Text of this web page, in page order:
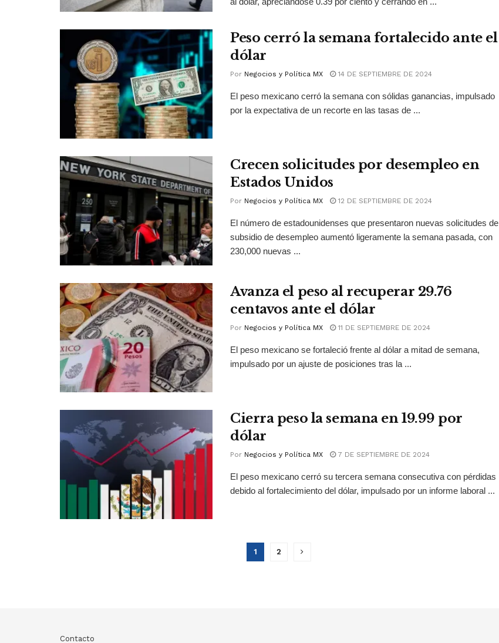
Peso cerró la semana fortalecido ante el
dólar
Por Negocios y Política MX 14 DE SEPTIEMBRE DE 2024
El peso mexicano cerró la semana con sólidas ganancias, impulsado
por la expectativa de un recorte en las tasas de ...
Crecen solicitudes por desempleo en
Estados Unidos
Por Negocios y Política MX 12 DE SEPTIEMBRE DE 2024
El número de estadounidenses que presentaron nuevas solicitudes de
subsidio de desempleo aumentó ligeramente la semana pasada, con
230,000 nuevas ...
Avanza el peso al recuperar 29.76
centavos ante el dólar
Por Negocios y Política MX 11 DE SEPTIEMBRE DE 2024
El peso mexicano se fortaleció frente al dólar a mitad de semana,
impulsado por un ajuste de posiciones tras la ...
Cierra peso la semana en 19.99 por
dólar
Por Negocios y Política MX 7 DE SEPTIEMBRE DE 2024
El peso mexicano cerró su tercera semana consecutiva con pérdidas
debido al fortalecimiento del dólar, impulsado por un informe laboral ...
1 2
Contacto